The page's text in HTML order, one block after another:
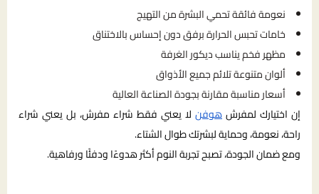
نعومة فائقة تحمي البشرة من التهيج
خامات تحبس الحرارة برفق دون إحساس بالاختناق
مظهر فخم يناسب ديكور الغرفة
ألوان متنوعة تلائم جميع الأذواق
أسعار مناسبة مقارنة بجودة الصناعة العالية
إن اختيارك لمفرشهوفن لا يعني فقط شراء مفرش، بل يعني شراء
راحة، نعومة، وحماية لبشرتك طوال الشتاء.
ومع ضمان الجودة، تصبح تجربة النوم أكثر هدوءًا ودفئًا ورفاهية.